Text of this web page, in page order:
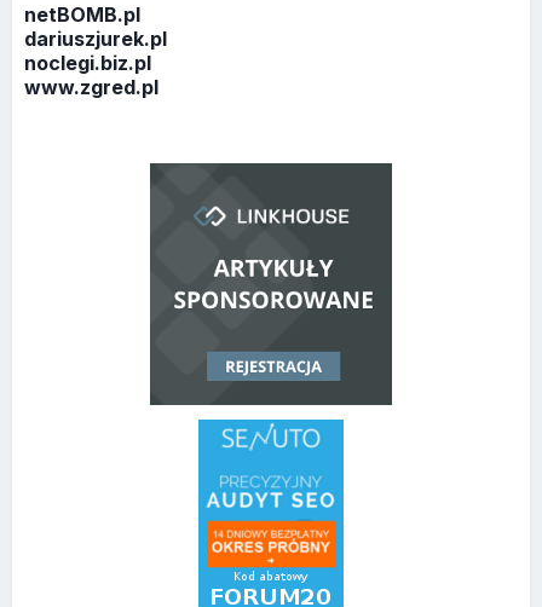
netBOMB.pl
dariuszjurek.pl
noclegi.biz.pl
www.zgred.pl